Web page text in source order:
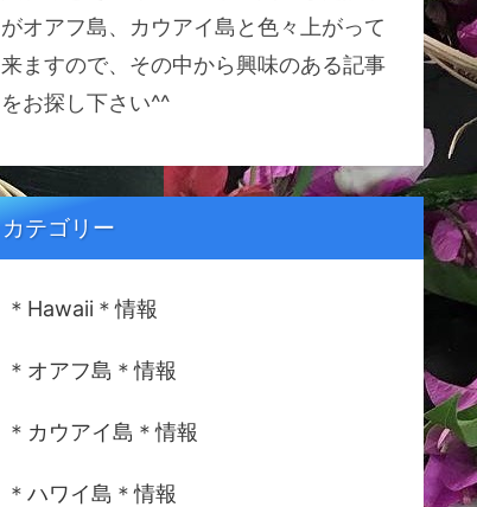
がオアフ島、カウアイ島と色々上がって
来ますので、その中から興味のある記事
をお探し下さい^^
カテゴリー
＊Hawaii＊情報
＊オアフ島＊情報
＊カウアイ島＊情報
＊ハワイ島＊情報